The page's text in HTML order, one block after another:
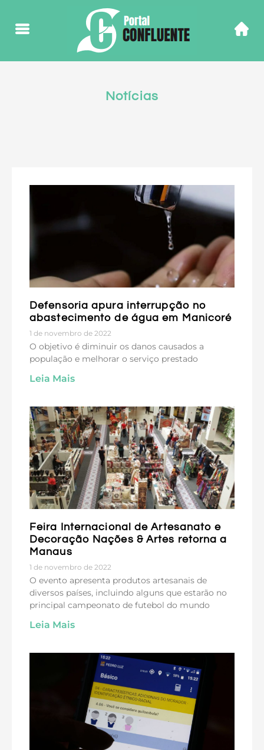
Notícias
Defensoria apura interrupção no
abastecimento de água em Manicoré
1 de novembro de 2022
O objetivo é diminuir os danos causados a
população e melhorar o serviço prestado
Leia Mais
Feira Internacional de Artesanato e
Decoração Nações & Artes retorna a
Manaus
1 de novembro de 2022
O evento apresenta produtos artesanais de
diversos países, incluindo alguns que estarão no
principal campeonato de futebol do mundo
Leia Mais